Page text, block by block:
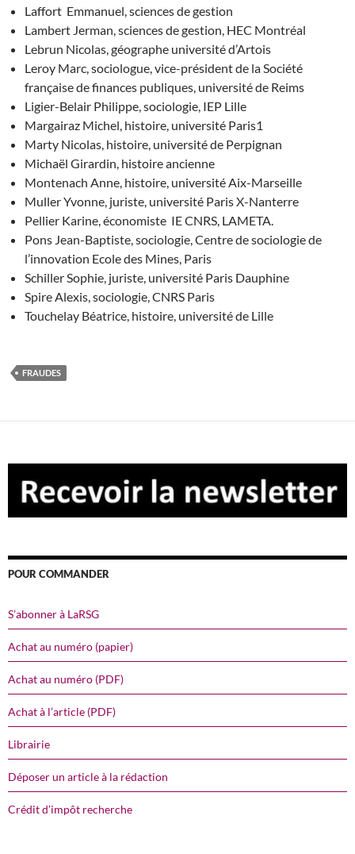
Laffort Emmanuel, sciences de gestion
Lambert Jerman, sciences de gestion, HEC Montréal
Lebrun Nicolas, géographe université d’Artois
Leroy Marc, sociologue, vice-président de la Société
française de finances publiques, université de Reims
Ligier-Belair Philippe, sociologie, IEP Lille
Margairaz Michel, histoire, université Paris1
Marty Nicolas, histoire, université de Perpignan
Michaël Girardin, histoire ancienne
Montenach Anne, histoire, université Aix-Marseille
Muller Yvonne, juriste, université Paris X-Nanterre
Pellier Karine, économiste IE CNRS, LAMETA.
Pons Jean-Baptiste, sociologie, Centre de sociologie de
l’innovation Ecole des Mines, Paris
Schiller Sophie, juriste, université Paris Dauphine
Spire Alexis, sociologie, CNRS Paris
Touchelay Béatrice, histoire, université de Lille
FRAUDES
POUR COMMANDER
S’abonner à LaRSG
Achat au numéro (papier)
Achat au numéro (PDF)
Achat à l’article (PDF)
Librairie
Déposer un article à la rédaction
Crédit d’impôt recherche